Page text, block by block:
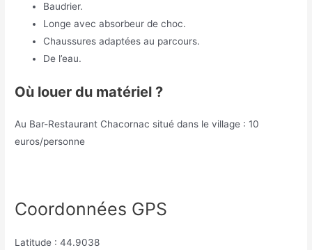
Baudrier.
Longe avec absorbeur de choc.
Chaussures adaptées au parcours.
De l’eau.
Où louer du matériel ?
Au Bar-Restaurant Chacornac situé dans le village : 10
euros/personne
Coordonnées GPS
Latitude : 44.9038